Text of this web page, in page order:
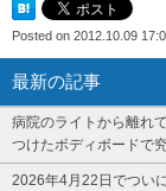
Posted on 2012.10.09
最新の記事
病院のライトから離れ
つけたボディボードで
2026年4月22日でつい